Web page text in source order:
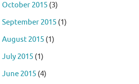
October 2015 (3)
September 2015 (1)
August 2015 (1)
July 2015 (1)
June 2015 (4)